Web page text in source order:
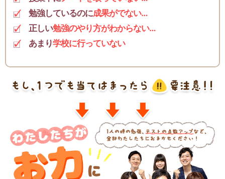
勉強しているのに成果がでない…
正しい勉強のやり方がわからない…
あまり学校に行っていない